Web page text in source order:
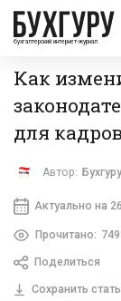
бухгалтерский интернет-журнал
Как
для
Автор: Бухгуру
Актуально на
Прочитано:
Поделиться
Сохранить